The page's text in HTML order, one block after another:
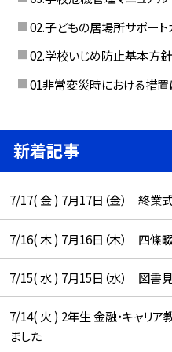
02.子どもの居場所サポート
02.学校いじめ防止基本方針
01非常変災時における措置
新着記事
7/17( 金 ) 7月17日（金） 終業
7/16( 木 ) 7月16日（木） 四條
7/15( 水 ) 7月15日（水） 図書
7/14( 火 ) 2年生 金融・キャリア
ました